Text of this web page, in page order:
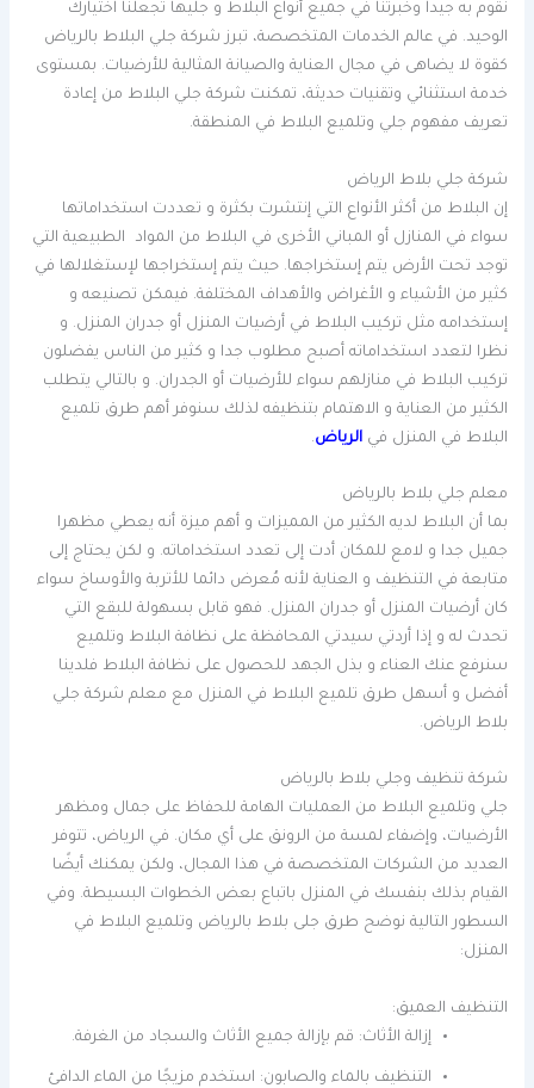
نقوم به جيداً وخبرتنا في جميع أنواع البلاط و جليها تجعلنا اختيارك
الوحيد. في عالم الخدمات المتخصصة، تبرز شركة جلي البلاط بالرياض
كقوة لا يضاهى في مجال العناية والصيانة المثالية للأرضيات. بمستوى
خدمة استثنائي وتقنيات حديثة، تمكنت شركة جلي البلاط من إعادة
تعريف مفهوم جلي وتلميع البلاط في المنطقة.
شركة جلي بلاط الرياض
إن البلاط من أكثر الأنواع التي إنتشرت بكثرة و تعددت استخداماتها
سواء في المنازل أو المباني الأخرى في البلاط من المواد الطبيعية التي
توجد تحت الأرض يتم إستخراجها. حيث يتم إستخراجها لإستغلالها في
كثير من الأشياء و الأغراض والأهداف المختلفة. فيمكن تصنيعه و
إستخدامه مثل تركيب البلاط في أرضيات المنزل أو جدران المنزل. و
نظرا لتعدد استخداماته أصبح مطلوب جدا و كثير من الناس يفضلون
تركيب البلاط في منازلهم سواء للأرضيات أو الجدران. و بالتالي يتطلب
الكثير من العناية و الاهتمام بتنظيفه لذلك سنوفر أهم طرق تلميع
البلاط في المنزل فيالرياض.
معلم جلي بلاط بالرياض
بما أن البلاط لديه الكثير من المميزات و أهم ميزة أنه يعطي مظهرا
جميل جدا و لامع للمكان أدت إلى تعدد استخداماته. و لكن يحتاج إلى
متابعة في التنظيف و العناية لأنه مُعرض دائما للأتربة والأوساخ سواء
كان أرضيات المنزل أو جدران المنزل. فهو قابل بسهولة للبقع التي
تحدث له و إذا أردتي سيدتي المحافظة على نظافة البلاط وتلميع
سنرفع عنك العناء و بذل الجهد للحصول على نظافة البلاط فلدينا
أفضل و أسهل طرق تلميع البلاط في المنزل مع معلم شركة جلي
بلاط الرياض.
شركة تنظيف وجلي بلاط بالرياض
جلي وتلميع البلاط من العمليات الهامة للحفاظ على جمال ومظهر
الأرضيات، وإضفاء لمسة من الرونق على أي مكان. في الرياض، تتوفر
العديد من الشركات المتخصصة في هذا المجال، ولكن يمكنك أيضًا
القيام بذلك بنفسك في المنزل باتباع بعض الخطوات البسيطة. وفي
السطور التالية نوضح طرق جلى بلاط بالرياض وتلميع البلاط في
المنزل:
التنظيف العميق:
إزالة الأثاث: قم بإزالة جميع الأثاث والسجاد من الغرفة.
التنظيف بالماء والصابون: استخدم مزيجًا من الماء الدافئ